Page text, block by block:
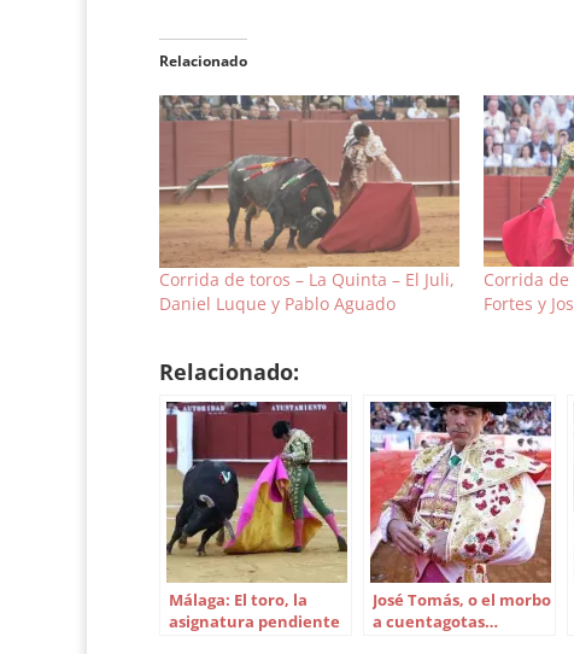
Relacionado
Corrida de toros – La Quinta – El Juli,
Daniel Luque y Pablo Aguado
Corrida de
Fortes y
Relacionado:
Málaga: El toro, la
asignatura pendiente
José Tomás, o el morbo
a cuentagotas…